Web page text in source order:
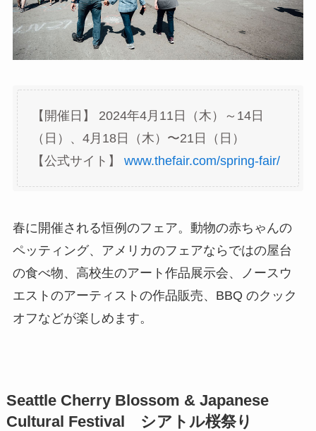
【開催日】 2024年4月11日（木）～14日
（日）、4月18日（木）〜21日（日）
【公式サイト】 www.thefair.com/spring-fair/
春に開催される恒例のフェア。動物の赤ちゃんの
ペッティング、アメリカのフェアならではの屋台
の食べ物、高校生のアート作品展示会、ノースウ
エストのアーティストの作品販売、BBQ のクック
オフなどが楽しめます。
Seattle Cherry Blossom & Japanese
Cultural Festival シアトル桜祭り